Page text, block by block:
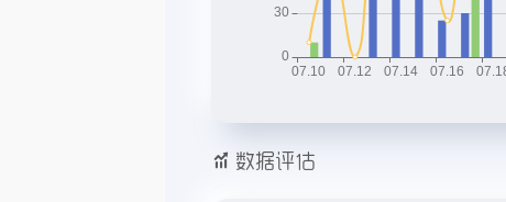
数据评估